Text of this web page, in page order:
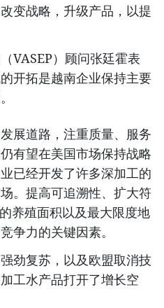
变战略，升级产品，以提
VASEP）顾问张廷霍表
开拓是越南企业保持主要
展道路，注重质量、服务
有望在美国市场保持战略
已经开发了许多深加工的
。提高可追溯性、扩大符
养殖面积以及最大限度地
争力的关键因素。
劲复苏，以及欧盟取消技
工水产品打开了增长空